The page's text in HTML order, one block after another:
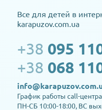
Все для детей в
karapuzov.com.ua
+38 095
+38 068
График работы call-
ПН-СБ 10:00-18:00, ВС